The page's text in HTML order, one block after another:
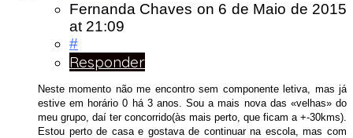
Fernanda Chaves on 6 de Maio de 2015
at 21:09
#
Responder
Neste momento não me encontro sem componente letiva, mas já
estive em horário 0 há 3 anos. Sou a mais nova das «velhas» do
meu grupo, daí ter concorrido(às mais perto, que ficam a +-30kms).
Estou perto de casa e gostava de continuar na escola, mas com